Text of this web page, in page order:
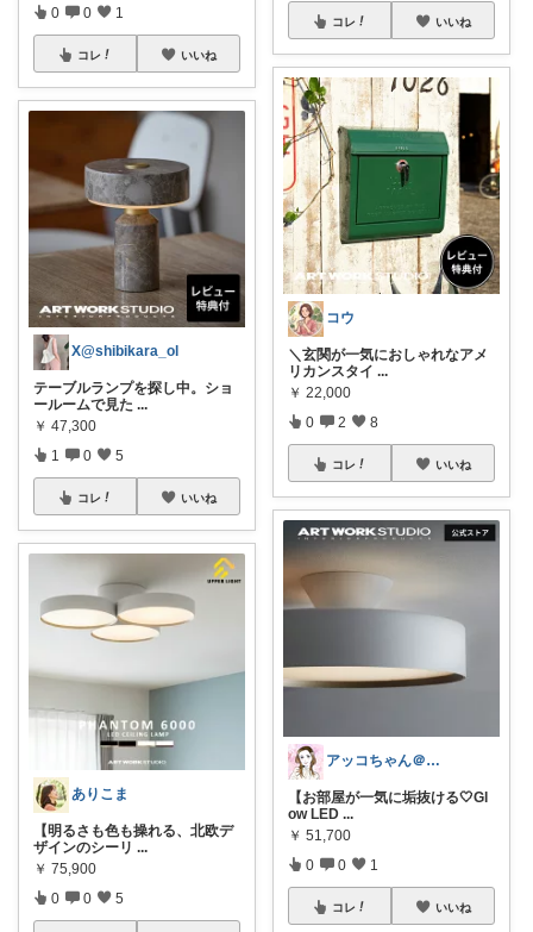
0 0 1
コレ いいね
X@shibikara_ol
テーブルランプを探し中。ショ
ールームで見た ...
￥ 47,300
1 0 5
コレ いいね
ありこま
【明るさも色も操れる、北欧デ
ザインのシーリ ...
￥ 75,900
0 0 5
コレ いいね
コウ
​＼玄関が一気におしゃれなアメ
リカンスタイ ...
￥ 22,000
0 2 8
コレ いいね
アッコちゃん＠ファッション＆美容💄好き
【お部屋が一気に垢抜ける🤍Gl
ow LED ...
￥ 51,700
0 0 1
コレ いいね